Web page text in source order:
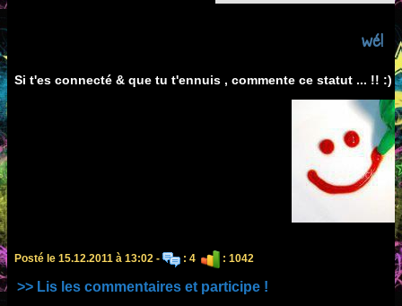
wé!
Si t'es connecté & que tu t'ennuis , commente ce statut ... !! :)
Posté le 15.12.2011 à 13:02 - : 4 : 1042
>> Lis les commentaires et participe !